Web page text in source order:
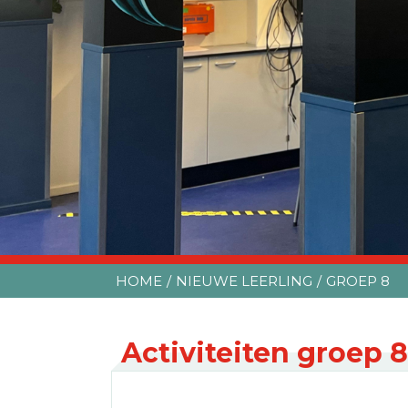
HOME NIEUWE LEERLING GROEP 8
Activiteiten groep 8